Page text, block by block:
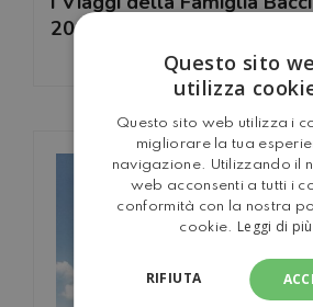
2005
Questo sito
utilizza
Questo sito web utilizza i
migliorare la tua
navigazione. Utilizzando il
web acconsenti a tutti i
conformità con la nostra
cookie. Leggi di più
RIFIUTA